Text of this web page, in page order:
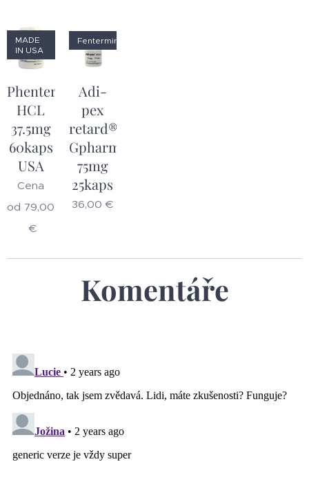
Phentermine™
HCL
37.5mg
60kaps
USA
MADE
IN USA
Cena
od 79,00
€
Adi-
pex
retard®
Gpharm
75mg
25kaps
Fentermin
36,00 €
Komentáře